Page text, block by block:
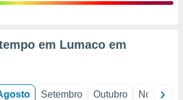
em Lumaco em
Setembro Outubro Novembro